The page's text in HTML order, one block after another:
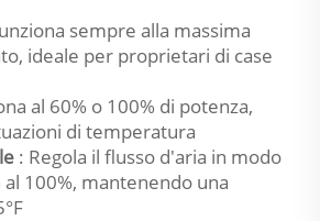
sempre alla massima
ideale per proprietari di case
al 60% o 100% di potenza,
di temperatura
: Regola il flusso d'aria in modo
100%, mantenendo una